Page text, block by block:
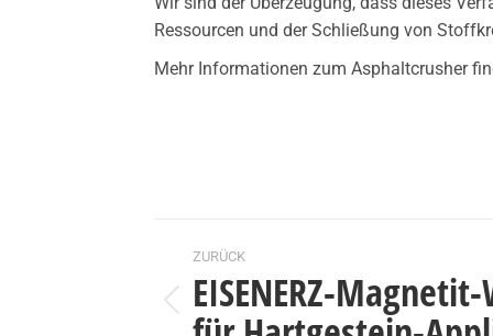
Ressourcen und der Schließung von
Mehr Informationen zum Asphaltcrusher
ZURÜCK
Vorheriger
EISENERZ-